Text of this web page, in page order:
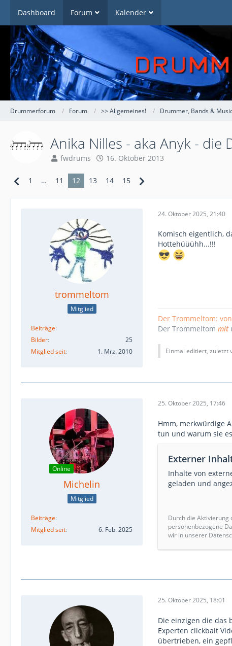
Dashboard Forum Kalender
Drummerforum Forum >> Allgemeines! Drummer, Bands &
Anika Nilles - aka Anyk -
fwdrums 16. Oktober 2013
1 … 11 12 13 14 15
trommeltom
Mitglied
Beiträge
Bilder
25
Mitglied seit
1. Mrz. 2010
24. Oktober 2025, 21:40
Komisch eigentlich,
Hottehüüühh...!!!
Der Trommeltom: von
Der Trommeltom mit
Einmal editiert, zuletzt
Online
Michelin
Mitglied
Beiträge
Mitglied seit
6. Feb. 2025
25. Oktober 2025, 17:46
Hmm, merkwürdige
tun und warum sie
Externer
Inhalte von
geladen und
Durch die Aktivierung
personenbezogene
wir in unserer
25. Oktober 2025, 18:01
Die einzigen die das
Experten clickbait
übertrieben, ein